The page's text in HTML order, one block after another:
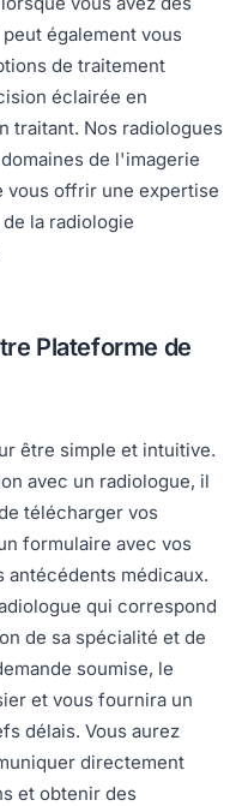
également vous
de traitement
éclairée en
traitant. Nos radiologues
de l'imagerie
vous offrir une expertise
la radiologie
Plateforme de
être simple et intuitive.
avec un radiologue, il
télécharger vos
formulaire avec vos
antécédents médicaux.
qui correspond
de sa spécialité et de
soumise, le
et vous fournira un
délais. Vous aurez
directement
et obtenir des